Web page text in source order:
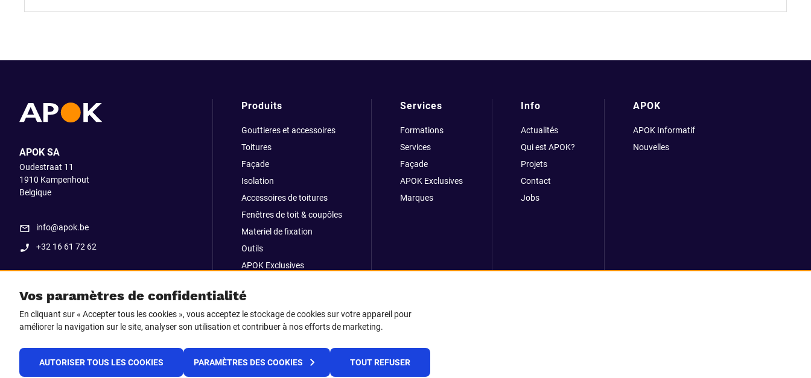
Vos paramètres de confidentialité
En cliquant sur « Accepter tous les cookies », vous acceptez le stockage de cookies sur votre appareil pour
améliorer la navigation sur le site, analyser son utilisation et contribuer à nos efforts de marketing.
AUTORISER TOUS LES COOKIES PARAMÈTRES DES COOKIES TOUT REFUSER
APOK SA
Oudestraat 11
1910 Kampenhout
Belgique
info@apok.be
+32 16 61 72 62
Produits
Gouttieres et accessoires
Toitures
Façade
Isolation
Accessoires de toitures
Fenêtres de toit & coupôles
Materiel de fixation
Outils
APOK Exclusives
Go Strong
Services
Formations
Services
Façade
APOK Exclusives
Marques
Info
Actualités
Qui est APOK?
Projets
Contact
Jobs
APOK
APOK Informatif
Nouvelles
Suivez-nous sur
Instagram